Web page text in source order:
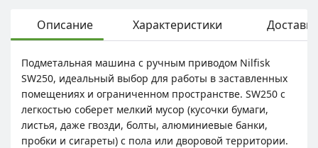
Описание Характеристики Доставка
Подметальная машина с ручным приводом Nilfisk
SW250, идеальный выбор для работы в заставленных
помещениях и ограниченном пространстве. SW250 с
легкостью соберет мелкий мусор (кусочки бумаги,
листья, даже гвозди, болты, алюминиевые банки,
пробки и сигареты) с пола или дворовой территории.